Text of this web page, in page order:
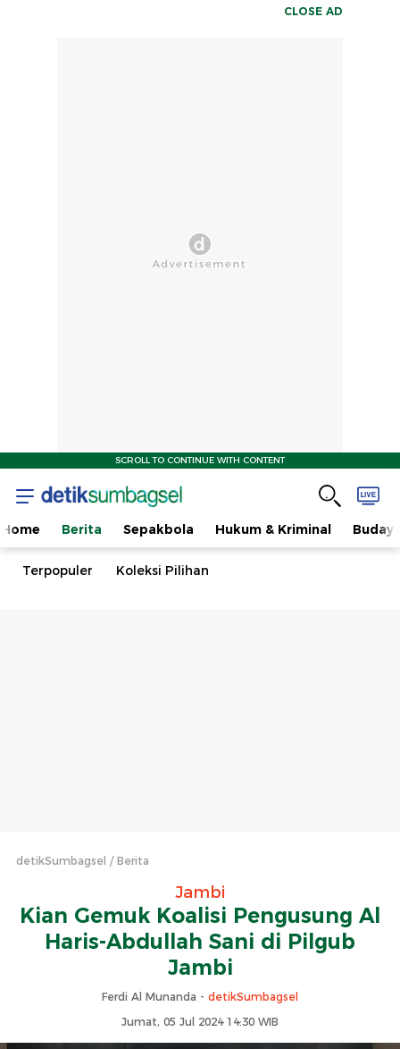
CLOSE AD
SCROLL TO CONTINUE WITH CONTENT
Home Berita Sepakbola Hukum & Kriminal
Terpopuler Koleksi Pilihan
detikSumbagsel Berita
Jambi
Kian Gemuk Koalisi Pengusung Al
Haris-Abdullah Sani di Pilgub
Jambi
Ferdi Al Munanda - detikSumbagsel
Jumat, 05 Jul 2024 14:30 WIB